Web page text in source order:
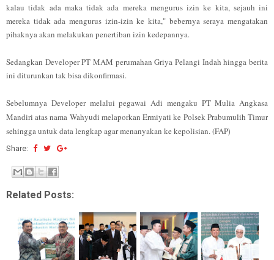
kalau tidak ada maka tidak ada mereka mengurus izin ke kita, sejauh ini
mereka tidak ada mengurus izin-izin ke kita," bebernya seraya mengatakan
pihaknya akan melakukan penertiban izin kedepannya.
Sedangkan Developer PT MAM perumahan Griya Pelangi Indah hingga berita
ini diturunkan tak bisa dikonfirmasi.
Sebelumnya Developer melalui pegawai Adi mengaku PT Mulia Angkasa
Mandiri atas nama Wahyudi melaporkan Ermiyati ke Polsek Prabumulih Timur
sehingga untuk data lengkap agar menanyakan ke kepolisian. (FAP)
Share:
Related Posts: